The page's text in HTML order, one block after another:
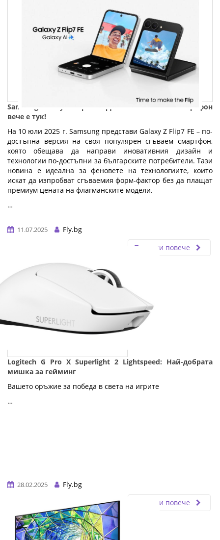
Samsung Galaxy Z Flip7 FE: Достъпен сгъваем смартфон
вече е тук!
На 10 юли 2025 г. Samsung представи Galaxy Z Flip7 FE – по-
достъпна версия на своя популярен сгъваем смартфон,
която обещава да направи иновативния дизайн и
технологии по-достъпни за българските потребители. Тази
новина е идеална за феновете на технологиите, които
искат да изпробват сгъваемия форм-фактор без да плащат
премиум цената на флагманските модели.
…
11.07.2025
Fly.bg
Прочети повече
Logitech G Pro X Superlight 2 Lightspeed: Най-добрата
мишка за гейминг
Вашето оръжие за победа в света на игрите
…
28.02.2025
Fly.bg
Прочети повече